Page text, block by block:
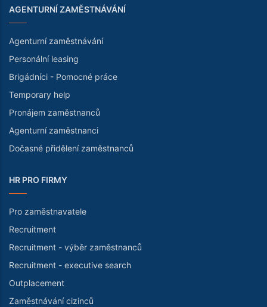
AGENTURNÍ ZAMĚSTNÁVÁNÍ
Agenturní zaměstnávání
Personální leasing
Brigádníci - Pomocné práce
Temporary help
Pronájem zaměstnanců
Agenturní zaměstnanci
Dočasné přidělení zaměstnanců
HR PRO FIRMY
Pro zaměstnavatele
Recruitment
Recruitment - výběr zaměstnanců
Recruitment - executive search
Outplacement
Zaměstnávání cizinců